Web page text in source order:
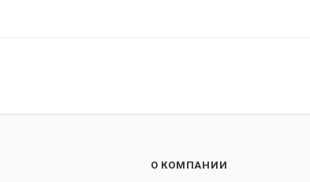
О КОМПАНИИ